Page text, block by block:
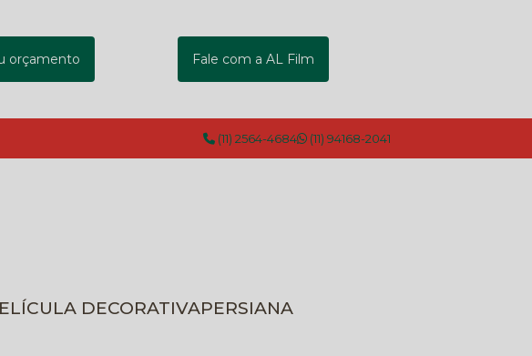
orçamento Fale com a AL Film
(11) 2564-4684 (11) 94168-2041
PELÍCULA DECORATIVA
PERSIANA